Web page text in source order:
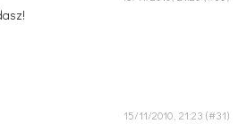
15/11/2010, 21:23